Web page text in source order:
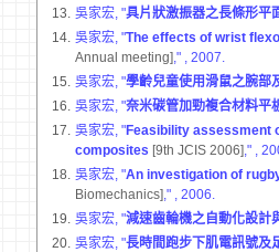
13. 吳家宏, "具片狀激振器之長條形平
14. 吳家宏, "The effects of wrist
Annual meeting]," , 2007.
15. 吳家宏, "學齡兒童使用滑鼠之腕部
16. 吳家宏, "奈米碳管加勁複合材料平
17. 吳家宏, "Feasibility assessment
composites [9th JCIS 2006]," ,
18. 吳家宏, "An investigation of
Biomechanics]," , 2006.
19. 吳家宏, "減速齒輪機之自動化設計
20. 吳家宏, "長時間跑步下肌電訊號及